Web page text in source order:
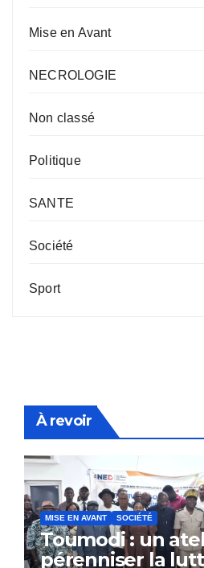
Mise en Avant
NECROLOGIE
Non classé
Politique
SANTE
Société
Sport
À revoir
MISE EN AVANT SOCIÉTÉ
Toumodi : un
pérenniser la